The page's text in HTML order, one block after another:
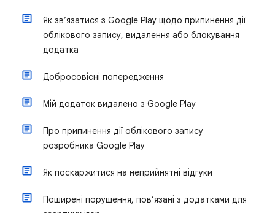
Як зв’язатися з Google Play щодо припинення дії
облікового запису, видалення або блокування
додатка
Добросовісні попередження
Мій додаток видалено з Google Play
Про припинення дії облікового запису
розробника Google Play
Як поскаржитися на неприйнятні відгуки
Поширені порушення, пов’язані з додатками для